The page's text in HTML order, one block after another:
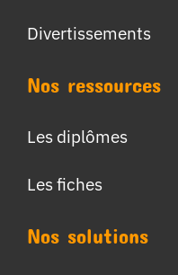
Divertissements
Nos ressources
Les diplômes
Les fiches
Nos solutions